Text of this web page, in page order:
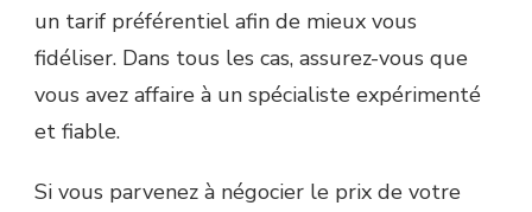
un tarif préférentiel afin de mieux vous
fidéliser. Dans tous les cas, assurez-vous que
vous avez affaire à un spécialiste expérimenté
et fiable.
Si vous parvenez à négocier le prix de votre